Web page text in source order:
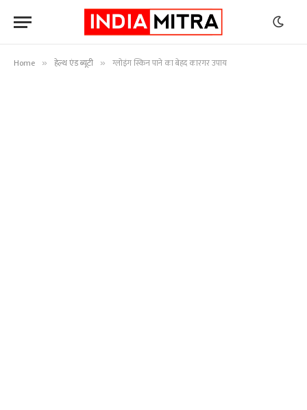
Home » हेल्थ एंड ब्यूटी » ग्लोइंग स्किन पाने का बेहद कारगर उपाय